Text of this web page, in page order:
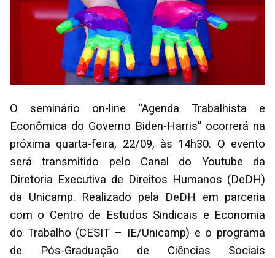
O seminário on-line “Agenda Trabalhista e
Econômica do Governo Biden-Harris” ocorrerá na
próxima quarta-feira, 22/09, às 14h30. O evento
será transmitido pelo Canal do Youtube da
Diretoria Executiva de Direitos Humanos (DeDH)
da Unicamp. Realizado pela DeDH em parceria
com o Centro de Estudos Sindicais e Economia
do Trabalho (CESIT – IE/Unicamp) e o programa
de Pós-Graduação de Ciências Sociais